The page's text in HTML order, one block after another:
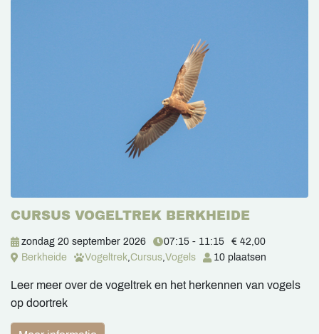
CURSUS VOGELTREK BERKHEIDE
zondag 20 september 2026 07:15 - 11:15
€ 42,00
Berkheide
Vogeltrek,Cursus,Vogels 10 plaatsen
Leer meer over de vogeltrek en het herkennen van vogels
op doortrek